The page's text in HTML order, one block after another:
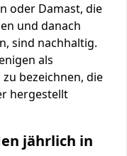
oder Damast, die
und danach
sind nachhaltig.
als
bezeichnen, die
hergestellt
jährlich in